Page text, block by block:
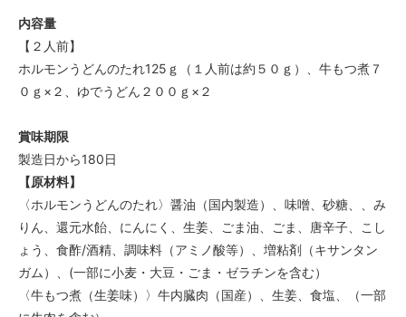
内容量
【２人前】
ホルモンうどんのたれ125ｇ（１人前は約５０ｇ）、牛もつ煮７
０ｇ×２、ゆでうどん２００ｇ×２
賞味期限
製造日から180日
【原材料】
〈ホルモンうどんのたれ〉醤油（国内製造）、味噌、砂糖、、み
りん、還元水飴、にんにく、生姜、ごま油、ごま、唐辛子、こし
ょう、食酢/酒精、調味料（アミノ酸等）、増粘剤（キサンタン
ガム）、(一部に小麦・大豆・ごま・ゼラチンを含む）
〈牛もつ煮（生姜味）〉牛内臓肉（国産）、生姜、食塩、（一部